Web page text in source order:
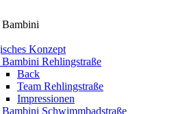
Bambini
Konzept
Bambini Rehlingstraße
Back
Team Rehlingstraße
Impressionen
Bambini Schwimmbadstraße